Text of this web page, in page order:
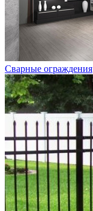
Сварные ограждения